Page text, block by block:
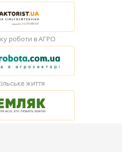
роботи в АГРО
життя